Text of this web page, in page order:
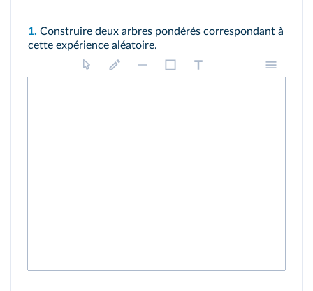
1. Construire deux arbres pondérés correspondant à
cette expérience aléatoire.